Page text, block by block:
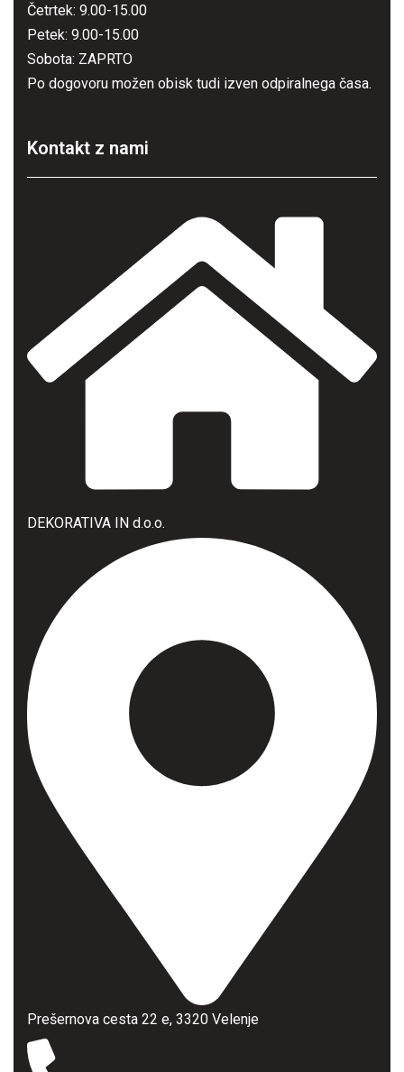
Četrtek: 9.00-15.00
Petek: 9.00-15.00
Sobota: ZAPRTO
Po dogovoru možen obisk tudi izven odpiralnega časa.
Kontakt z nami
DEKORATIVA IN d.o.o.
Prešernova cesta 22 e, 3320 Velenje